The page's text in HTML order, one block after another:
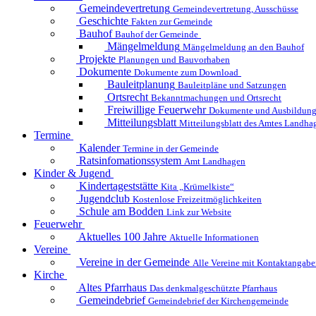
Gemeindevertretung Gemeindevertretung, Ausschüsse
Geschichte Fakten zur Gemeinde
Bauhof Bauhof der Gemeinde
Mängelmeldung Mängelmeldung an den Bauhof
Projekte Planungen und Bauvorhaben
Dokumente Dokumente zum Download
Bauleitplanung Bauleitpläne und Satzungen
Ortsrecht Bekanntmachungen und Ortsrecht
Freiwillige Feuerwehr Dokumente und
Mitteilungsblatt Mitteilungsblatt des Amtes
Termine
Kalender Termine in der Gemeinde
Ratsinfomationssystem Amt Landhagen
Kinder & Jugend
Kindertageststätte Kita „Krümelkiste“
Jugendclub Kostenlose Freizeitmöglichkeiten
Schule am Bodden Link zur Website
Feuerwehr
Aktuelles 100 Jahre Aktuelle Informationen
Vereine
Vereine in der Gemeinde Alle Vereine mit
Kirche
Altes Pfarrhaus Das denkmalgeschützte Pfarrhaus
Gemeindebrief Gemeindebrief der Kirchengemeinde